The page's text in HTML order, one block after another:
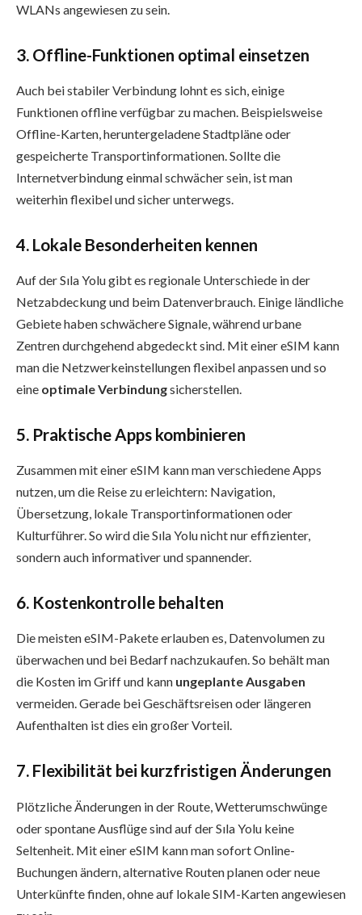
WLANs angewiesen zu sein.
3. Offline-Funktionen optimal einsetzen
Auch bei stabiler Verbindung lohnt es sich, einige
Funktionen offline verfügbar zu machen. Beispielsweise
Offline-Karten, heruntergeladene Stadtpläne oder
gespeicherte Transportinformationen. Sollte die
Internetverbindung einmal schwächer sein, ist man
weiterhin flexibel und sicher unterwegs.
4. Lokale Besonderheiten kennen
Auf der Sıla Yolu gibt es regionale Unterschiede in der
Netzabdeckung und beim Datenverbrauch. Einige ländliche
Gebiete haben schwächere Signale, während urbane
Zentren durchgehend abgedeckt sind. Mit einer eSIM kann
man die Netzwerkeinstellungen flexibel anpassen und so
eine optimale Verbindungsicherstellen.
5. Praktische Apps kombinieren
Zusammen mit einer eSIM kann man verschiedene Apps
nutzen, um die Reise zu erleichtern: Navigation,
Übersetzung, lokale Transportinformationen oder
Kulturführer. So wird die Sıla Yolu nicht nur effizienter,
sondern auch informativer und spannender.
6. Kostenkontrolle behalten
Die meisten eSIM-Pakete erlauben es, Datenvolumen zu
überwachen und bei Bedarf nachzukaufen. So behält man
die Kosten im Griff und kann ungeplante Ausgaben
vermeiden. Gerade bei Geschäftsreisen oder längeren
Aufenthalten ist dies ein großer Vorteil.
7. Flexibilität bei kurzfristigen Änderungen
Plötzliche Änderungen in der Route, Wetterumschwünge
oder spontane Ausflüge sind auf der Sıla Yolu keine
Seltenheit. Mit einer eSIM kann man sofort Online-
Buchungen ändern, alternative Routen planen oder neue
Unterkünfte finden, ohne auf lokale SIM-Karten angewiesen